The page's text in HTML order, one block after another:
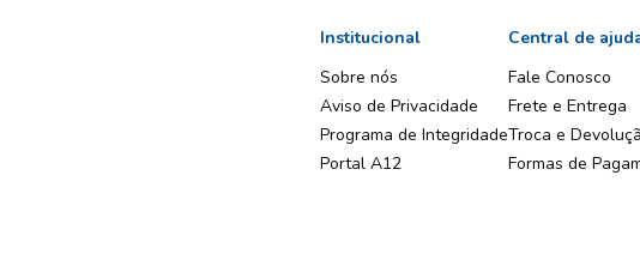
Institucional
Sobre nós
Aviso de Privacidade
Programa de Integridade
Portal A12
Central de
Fale Conosco
Frete e Entrega
Troca e
Formas de